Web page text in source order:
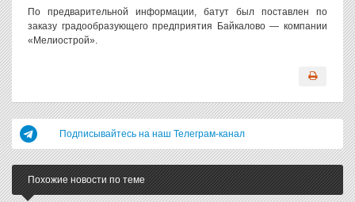
По предварительной информации, батут был поставлен по
заказу градообразующего предприятия Байкалово — компании
«Мелиострой».
Подписывайтесь на наш Телеграм-канал
Похожие новости по теме